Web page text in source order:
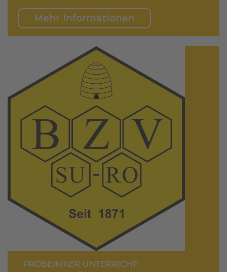
Mehr Informationen
PROBEIMKER UNTERRICHT: